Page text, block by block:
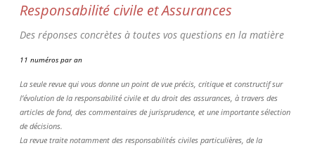
Responsabilité civile et Assurances
Des réponses concrètes à toutes vos questions en la matière
11 numéros par an
La seule revue qui vous donne un point de vue précis, critique et constructif sur
l’évolution de la responsabilité civile et du droit des assurances, à travers des
articles de fond, des commentaires de jurisprudence, et une importante sélection
de décisions.
La revue traite notamment des responsabilités civiles particulières, de la